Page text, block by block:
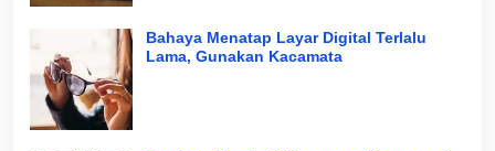
Bahaya Menatap Layar Digital Terlalu
Lama, Gunakan Kacamata